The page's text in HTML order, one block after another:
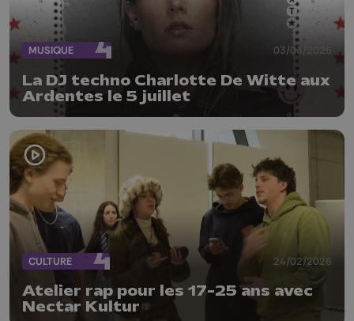
MUSIQUE 03/03/2026
La DJ techno Charlotte De Witte aux
Ardentes le 5 juillet
CULTURE 24/02/2026
Atelier rap pour les 17-25 ans avec
Nectar Kultur